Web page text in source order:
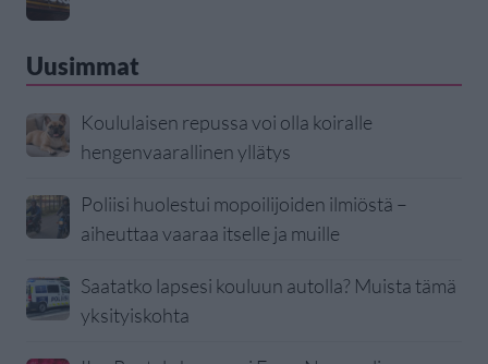
Uusimmat
Koululaisen repussa voi olla koiralle
hengenvaarallinen yllätys
Poliisi huolestui mopoilijoiden ilmiöstä –
aiheuttaa vaaraa itselle ja muille
Saatatko lapsesi kouluun autolla? Muista tämä
yksityiskohta